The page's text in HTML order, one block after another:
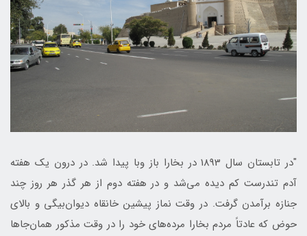
"در تابستان سال 1893 در بخارا باز وبا پیدا شد. در درون یک هفته
آدم تندرست کم دیده می‌شد و در هفته دوم از هر گذر هر روز چند
جنازه برآمدن گرفت. در وقت نماز پیشین خانقاه دیوان‌بیگی و بالای
حوض که عادتاً مردم بخارا مرده‌های خود را در وقت مذکور همان‌جاها